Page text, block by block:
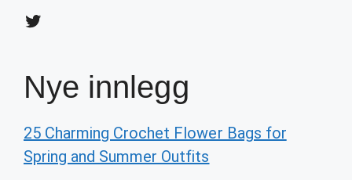
Twitter
Nye innlegg
25 Charming Crochet Flower Bags for
Spring and Summer Outfits